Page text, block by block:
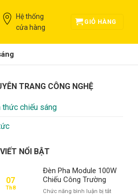
Hệ thống
cửa hàng
GIỎ HÀNG
TRANG CÔNG NGHỆ
thức chiếu sáng
NỔI BẬT
07
Th8
Đèn Pha Module 100W
Chiếu Công Trường
Chức năng bình luận bị tắtở